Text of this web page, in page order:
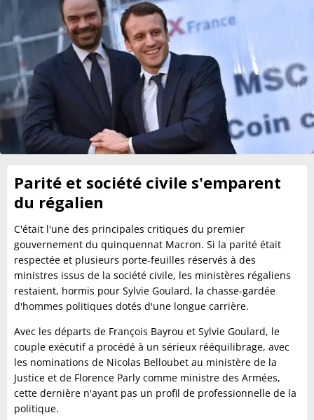
Parité et société civile s'emparent
du régalien
C'était l'une des principales critiques du premier
gouvernement du quinquennat Macron. Si la parité était
respectée et plusieurs porte-feuilles réservés à des
ministres issus de la société civile, les ministères régaliens
restaient, hormis pour Sylvie Goulard, la chasse-gardée
d'hommes politiques dotés d'une longue carrière.
Avec les départs de François Bayrou et Sylvie Goulard, le
couple exécutif a procédé à un sérieux rééquilibrage, avec
les nominations de Nicolas Belloubet au ministère de la
Justice et de Florence Parly comme ministre des Armées,
cette dernière n'ayant pas un profil de professionnelle de la
politique.